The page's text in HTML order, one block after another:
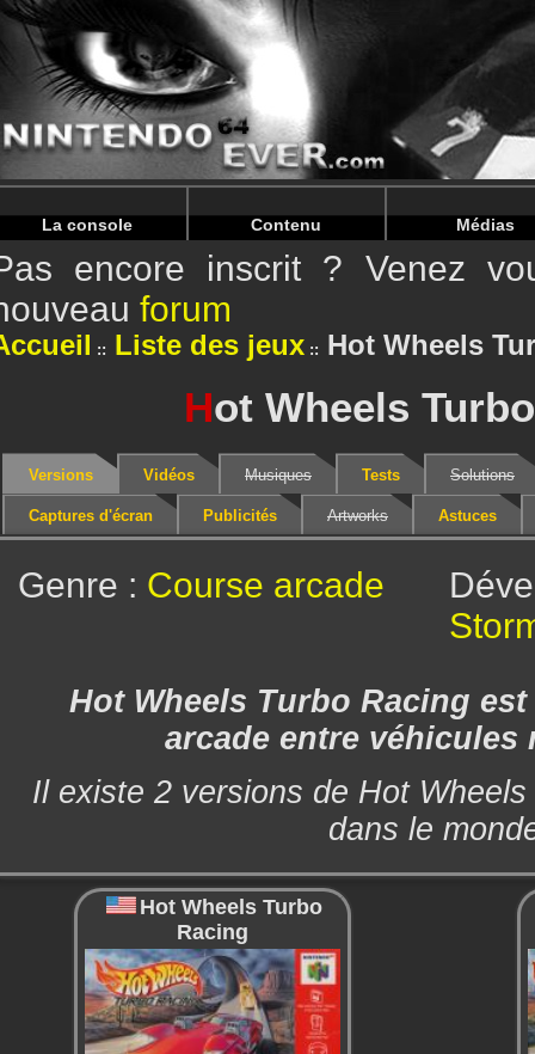
Warning: Undefined array key "HTTP_REFERER" in /
Warning: Undefined array key "HTTP_REFERER" in /
La console Contenu Médias
encore inscrit ? Venez
forum
Liste des jeux Hot Wheels
Hot Wheels
Versions Vidéos Musiques Tests Solutions
Captures d'écran Publicités Artworks Astuces
Genre : Course arcade
Hot Wheels Turbo Racing
arcade entre véhicules
Il existe 2 versions de Hot
dans le
Hot Wheels Turbo
Racing